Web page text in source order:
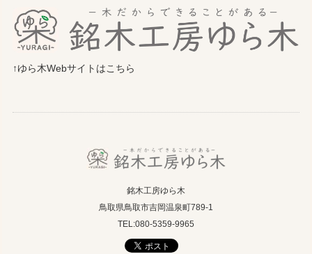
↑ゆら木Webサイトはこちら
銘木工房ゆら木
鳥取県鳥取市吉岡温泉町789-1
TEL:080-5359-9965